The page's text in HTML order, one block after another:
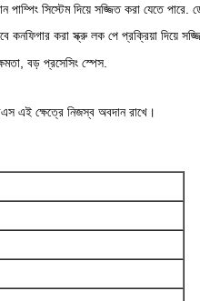
সিস্টেম দিয়ে সজ্জিত করা যেতে পারে.
কনফিগার করা স্ক্রু লক পে প্রক্রিয়া দিয়ে
বড় প্রসেসিং স্পেস.
এই ক্ষেত্রে নিজস্ব অবদান রাখে।